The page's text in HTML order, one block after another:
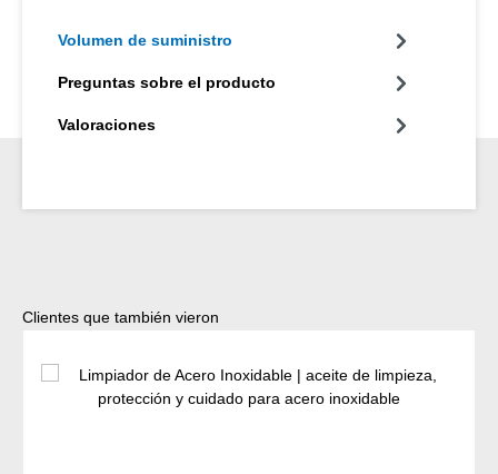
Volumen de suministro
Preguntas sobre el producto
Valoraciones
Omitir la galería de productos
Clientes que también vieron